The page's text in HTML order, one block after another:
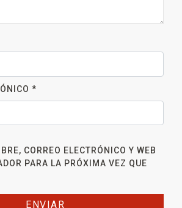
*
CORREO ELECTRÓNICO Y WEB
PARA LA PRÓXIMA VEZ QUE